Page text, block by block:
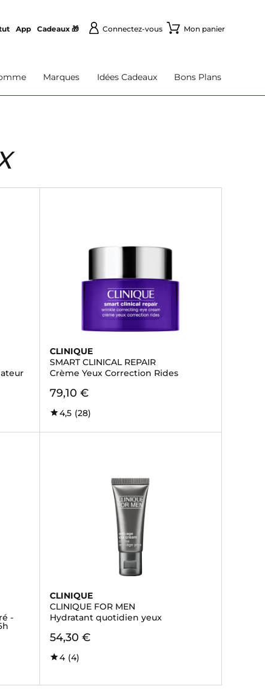
App Cadeaux 🎁 Connectez-vous Mon panier
Marques Idées Cadeaux Bons Plans
CLINIQUE
SMART CLINICAL REPAIR
Crème Yeux Correction Rides
79,10 €
4,5 (28)
-
CLINIQUE
CLINIQUE FOR MEN
Hydratant quotidien yeux
54,30 €
4 (4)